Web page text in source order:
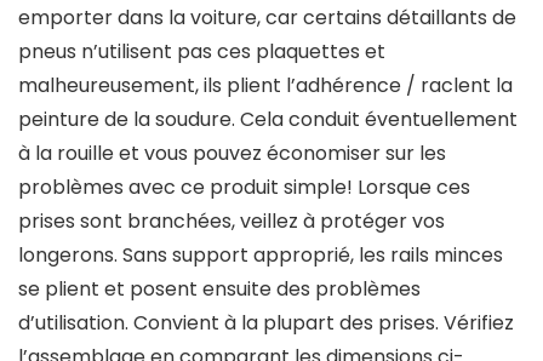
emporter dans la voiture, car certains détaillants de
pneus n’utilisent pas ces plaquettes et
malheureusement, ils plient l’adhérence / raclent la
peinture de la soudure. Cela conduit éventuellement
à la rouille et vous pouvez économiser sur les
problèmes avec ce produit simple! Lorsque ces
prises sont branchées, veillez à protéger vos
longerons. Sans support approprié, les rails minces
se plient et posent ensuite des problèmes
d’utilisation. Convient à la plupart des prises. Vérifiez